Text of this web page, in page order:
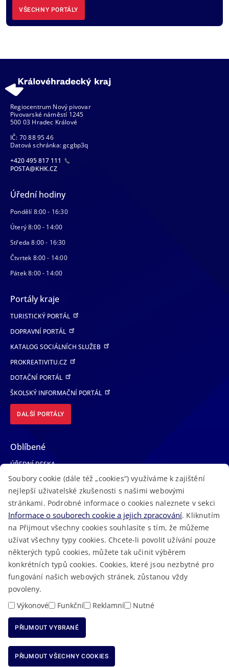
VŠECHNY PORTÁLY
Regiocentrum Nový pivovar
Pivovarské náměstí 1245
500 03 Hradec Králové
IČ: 70 88 95 46
Datová schránka: gcgbp3q
+420 495 817 111
POSTA@KHK.CZ
Úřední hodiny
Pondělí 8:00 - 16:30
Úterý 8:00 - 14:00
Středa 8:00 - 16:30
Čtvrtek 8:00 - 14:00
Pátek 8:00 - 14:00
Portály kraje
TURISTICKÝ PORTÁL
DOPRAVNÍ PORTÁL
KATALOG SOCIÁLNÍCH SLUŽEB
PROKREATIVITU.CZ
DOTAČNÍ PORTÁL
ŠKOLSKÝ INFORMAČNÍ PORTÁL
DALŠÍ PORTÁLY
Oblíbené
ÚŘEDNÍ DESKA
TELEFONNÍ SEZNAM
LÉKAŘSKÁ POHOTOVOST
VOLNÁ MÍSTA
AKTUALITY
2023 © Královéhradecký kraj • Vytvořeno vMacron Software
RSS • Mapa stránek •Cookies Prohlášení o přístupnosti
Soubory cookie (dále též „cookies“) využíváme k zajištění
nejlepší uživatelské zkušenosti s našimi webovými
stránkami. Podrobné informace o cookies naleznete v sekci
Informace o souborech cookie a jejich zpracování. Kliknutím
na Přijmout všechny cookies souhlasíte s tím, že můžeme
užívat všechny typy cookies. Chcete-li povolit užívání pouze
některých typů cookies, můžete tak učinit výběrem
konkrétních typů cookies. Cookies, které jsou nezbytné pro
fungování našich webových stránek, zůstanou vždy
povoleny.
Výkonové
Funkční Reklamní Nutné
PŘIJMOUT VYBRANÉ
PŘIJMOUT VŠECHNY COOKIES
ODMÍTNOUT VŠECHNY COOKIES